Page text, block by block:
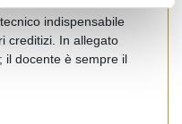
indispensabile
creditizi. In allegato
il docente è sempre il